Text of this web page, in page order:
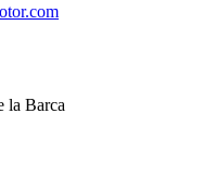
la Barca